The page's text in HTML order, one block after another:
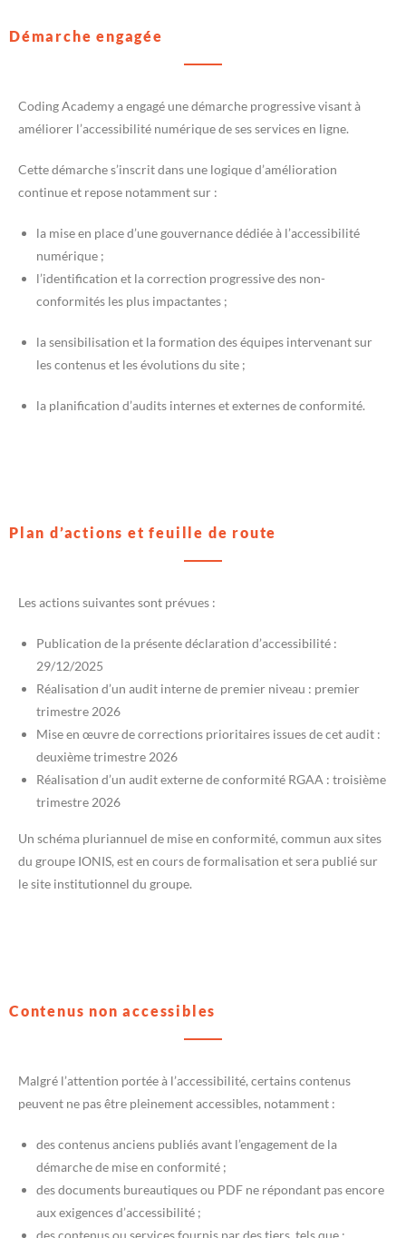
Démarche engagée
Coding Academy a engagé une démarche progressive visant à
améliorer l’accessibilité numérique de ses services en ligne.
Cette démarche s’inscrit dans une logique d’amélioration
continue et repose notamment sur :
la mise en place d’une gouvernance dédiée à l’accessibilité
numérique ;
l’identification et la correction progressive des non-
conformités les plus impactantes ;
la sensibilisation et la formation des équipes intervenant sur
les contenus et les évolutions du site ;
la planification d’audits internes et externes de conformité.
Plan d’actions et feuille de route
Les actions suivantes sont prévues :
Publication de la présente déclaration d’accessibilité :
29/12/2025
Réalisation d’un audit interne de premier niveau : premier
trimestre 2026
Mise en œuvre de corrections prioritaires issues de cet audit :
deuxième trimestre 2026
Réalisation d’un audit externe de conformité RGAA : troisième
trimestre 2026
Un schéma pluriannuel de mise en conformité, commun aux sites
du groupe IONIS, est en cours de formalisation et sera publié sur
le site institutionnel du groupe.
Contenus non accessibles
Malgré l’attention portée à l’accessibilité, certains contenus
peuvent ne pas être pleinement accessibles, notamment :
des contenus anciens publiés avant l’engagement de la
démarche de mise en conformité ;
des documents bureautiques ou PDF ne répondant pas encore
aux exigences d’accessibilité ;